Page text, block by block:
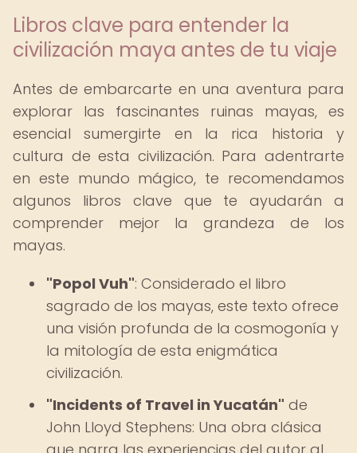
Libros clave para entender la
civilización maya antes de tu viaje
Antes de embarcarte en una aventura para
explorar las fascinantes ruinas mayas, es
esencial sumergirte en la rica historia y
cultura de esta civilización. Para adentrarte
en este mundo mágico, te recomendamos
algunos libros clave que te ayudarán a
comprender mejor la grandeza de los
mayas.
"Popol Vuh": Considerado el libro
sagrado de los mayas, este texto ofrece
una visión profunda de la cosmogonía y
la mitología de esta enigmática
civilización.
"Incidents of Travel in Yucatán" de
John Lloyd Stephens: Una obra clásica